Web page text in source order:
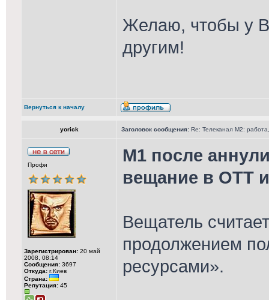
Желаю, чтобы у
другим!
Вернуться к началу
yorick Заголовок сообщения: Re: Телеканал М2:
Профи
Зарегистрирован: 20 май
2008, 08:14
Сообщения: 3697
Откуда: г.Киев
Страна:
Репутация: 45
М1 после
вещание в ОТТ
Вещатель
продолжением
ресурсами».